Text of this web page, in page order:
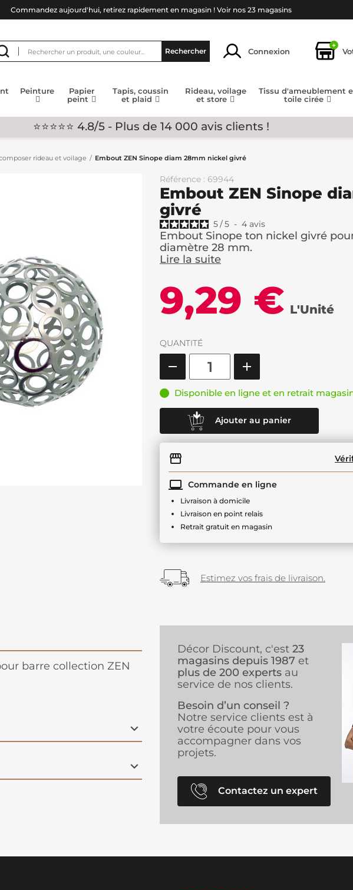
Commandez aujourd'hui, retirez rapidement en magasin ! Voir nos 23 magasins
Rechercher Connexion
+
Peinture
Papier
peint
Tapis, coussin
et plaid
Rideau, voilage
et store
Tissu d'ameublement
toile cirée
⭐⭐⭐⭐⭐ 4.8/5 - Plus de 14 000 avis clients !
rideau et voilage Embout ZEN Sinope diam 28mm nickel givré
Référence : 69944
Embout ZEN Sinope
givré
5/5 - 4 avis
Embout Sinope ton nickel givré
diamètre 28 mm.
Lire la suite
9,29 € L'Unité
QUANTITÉ
Disponible en ligne et en retrait
Ajouter au panier
Commande en ligne
Livraison à domicile
Livraison en point relais
Retrait gratuit en magasin
Estimez vos frais de livraison.
barre collection ZEN
Décor Discount, c'est 23
magasins depuis 1987 et
plus de 200 experts au
service de nos clients.
Besoin d’un conseil ?
Notre service clients est à
votre écoute pour vous
accompagner dans vos
projets.
Contactez un expert